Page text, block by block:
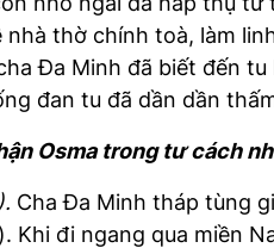
thờ chính toà, làm
Đa Minh đã biết đến
đan tu đã dần dần
Osma trong tư cách
Cha Đa Minh tháp tùng
Khi đi ngang qua miền